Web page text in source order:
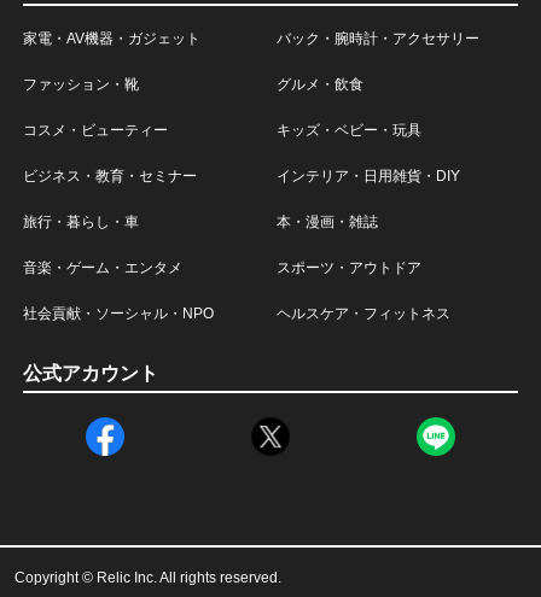
家電・AV機器・ガジェット バック・腕時計・アクセサリー
ファッション・靴 グルメ・飲食
コスメ・ビューティー キッズ・ベビー・玩具
ビジネス・教育・セミナー インテリア・日用雑貨・DIY
旅行・暮らし・車 本・漫画・雑誌
音楽・ゲーム・エンタメ スポーツ・アウトドア
社会貢献・ソーシャル・NPO ヘルスケア・フィットネス
公式アカウント
Copyright © Relic Inc. All rights reserved.